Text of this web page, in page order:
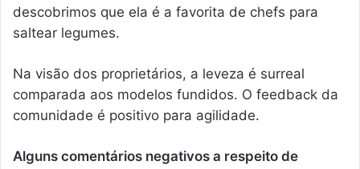
descobrimos que ela é a favorita de chefs para
saltear legumes.
Na visão dos proprietários, a leveza é surreal
comparada aos modelos fundidos. O feedback da
comunidade é positivo para agilidade.
Alguns comentários negativos a respeito de